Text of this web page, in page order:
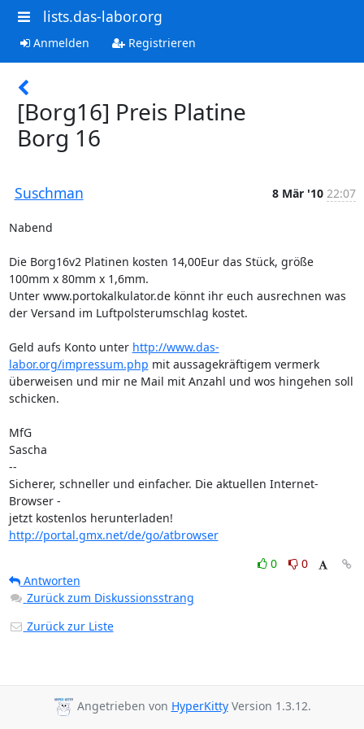
lists.das-labor.org
Anmelden Registrieren
[Borg16] Preis Platine
Borg 16
Suschman 8 Mär '10 22:07
Nabend
Die Borg16v2 Platinen kosten 14,00Eur das Stück, größe
100mm x 80mm x 1,6mm.
Unter www.portokalkulator.de könnt ihr euch ausrechnen was
der Versand im Luftpolsterumschlag kostet.
Geld aufs Konto unter http://www.das-
labor.org/impressum.php mit aussagekräftigem vermerk
überweisen und mir ne Mail mit Anzahl und wos hingehen soll
schicken.
MfG
Sascha
--
Sicherer, schneller und einfacher. Die aktuellen Internet-
Browser -
http://portal.gmx.net/de/go/atbrowser
0
0
Antworten
Zurück zum Diskussionsstrang
Zurück zur Liste
Angetrieben von HyperKittyVersion 1.3.12.